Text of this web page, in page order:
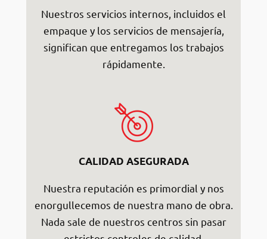
Nuestros servicios internos, incluidos el
empaque y los servicios de mensajería,
significan que entregamos los trabajos
rápidamente.
CALIDAD ASEGURADA
Nuestra reputación es primordial y nos
enorgullecemos de nuestra mano de obra.
Nada sale de nuestros centros sin pasar